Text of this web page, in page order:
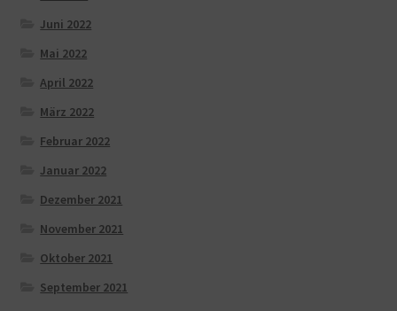
Juni 2022
Mai 2022
April 2022
März 2022
Februar 2022
Januar 2022
Dezember 2021
November 2021
Oktober 2021
September 2021